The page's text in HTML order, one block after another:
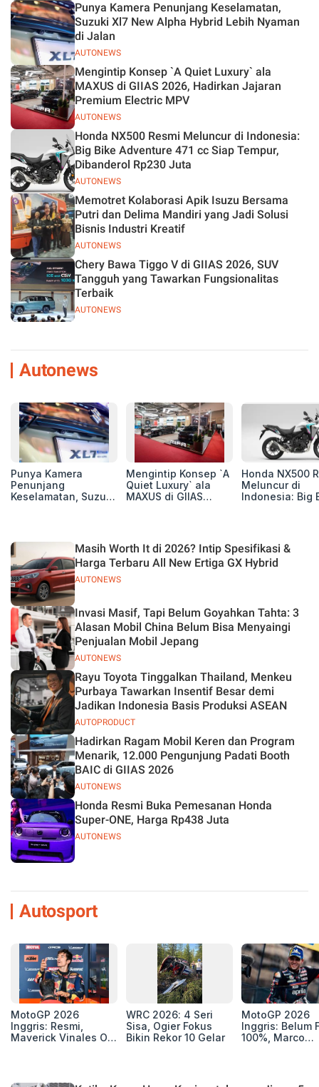
AUTONEWS
Punya Kamera Penunjang Keselamatan,
Suzuki Xl7 New Alpha Hybrid Lebih Nyaman
di Jalan
AUTONEWS
Mengintip Konsep `A Quiet Luxury` ala
MAXUS di GIIAS 2026, Hadirkan Jajaran
Premium Electric MPV
AUTONEWS
Honda NX500 Resmi Meluncur di Indonesia:
Big Bike Adventure 471 cc Siap Tempur,
Dibanderol Rp230 Juta
AUTONEWS
Memotret Kolaborasi Apik Isuzu Bersama
Putri dan Delima Mandiri yang Jadi Solusi
Bisnis Industri Kreatif
AUTONEWS
Chery Bawa Tiggo V di GIIAS 2026, SUV
Tangguh yang Tawarkan Fungsionalitas
Terbaik
Autonews
Punya Kamera
Penunjang
Keselamatan, Suzuki
Mengintip Konsep `A
Quiet Luxury` ala
MAXUS di GIIAS
Honda NX500
Meluncur di
Indonesia: Big
Juta
AUTONEWS
Masih Worth It di 2026? Intip Spesifikasi &
Harga Terbaru All New Ertiga GX Hybrid
AUTONEWS
Invasi Masif, Tapi Belum Goyahkan Tahta: 3
Alasan Mobil China Belum Bisa Menyaingi
Penjualan Mobil Jepang
AUTOPRODUCT
Rayu Toyota Tinggalkan Thailand, Menkeu
Purbaya Tawarkan Insentif Besar demi
Jadikan Indonesia Basis Produksi ASEAN
AUTONEWS
Hadirkan Ragam Mobil Keren dan Program
Menarik, 12.000 Pengunjung Padati Booth
BAIC di GIIAS 2026
AUTONEWS
Honda Resmi Buka Pemesanan Honda
Super-ONE, Harga Rp438 Juta
Autosport
MotoGP 2026
Inggris: Resmi,
Maverick Vinales Out
Selanjutnya Belum
WRC 2026: 4 Seri
Sisa, Ogier Fokus
Bikin Rekor 10 Gelar
MotoGP 2026
Inggris: Belum
100%, Marco